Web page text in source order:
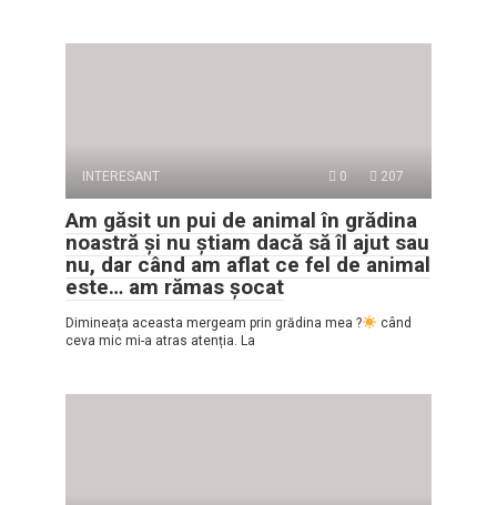
INTERESANT 0 207
Am găsit un pui de animal în grădina
noastră și nu știam dacă să îl ajut sau
nu, dar când am aflat ce fel de animal
este… am rămas șocat
Dimineața aceasta mergeam prin grădina mea ?
când
ceva mic mi-a atras atenția. La